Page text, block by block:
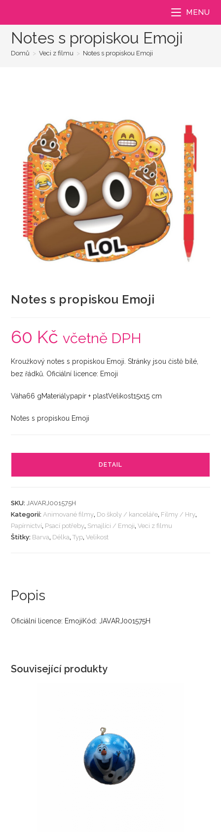
MENU
Notes s propiskou Emoji
Domů > Veci z filmu > Notes s propiskou Emoji
Notes s propiskou Emoji
60 Kč včetně DPH
Kroužkový notes s propiskou Emoji. Stránky jsou čistě bílé,
bez řádků. Oficiální licence: Emoji
Váha66 gMateriálypapír + plastVelikost15x15 cm
Notes s propiskou Emoji
DETAIL
SKU:JAVARJ001575H
Kategorií:Animované filmy, Do školy / kanceláře, Filmy / Hry,
Papírnictví, Psací potřeby, Smajlíci / Emoji,Veci z filmu
Štítky: Barva, Délka,Typ,Velikost
Popis
Oficiální licence: EmojiKód: JAVARJ001575H
Související produkty